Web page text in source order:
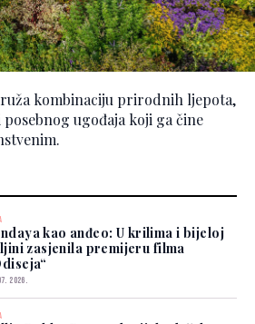
kombinaciju prirodnih ljepota,
ugođaja koji ga čine
kao anđeo: U krilima i bijeloj
zasjenila premijeru filma
2026.